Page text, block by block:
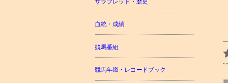
血統・成績
競馬番組
競馬年鑑・レコードブック